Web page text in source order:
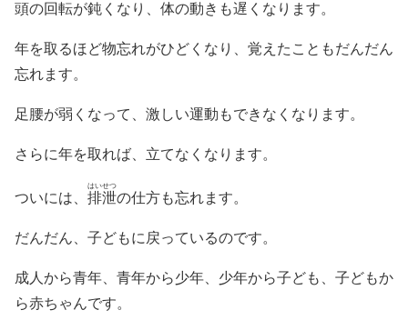
頭の回転が鈍くなり、体の動きも遅くなります。
年を取るほど物忘れがひどくなり、覚えたこともだんだん
忘れます。
足腰が弱くなって、激しい運動もできなくなります。
さらに年を取れば、立てなくなります。
ついには、 排泄
はいせつ
の仕方も忘れます。
だんだん、子どもに戻っているのです。
成人から青年、青年から少年、少年から子ども、子どもか
ら赤ちゃんです。